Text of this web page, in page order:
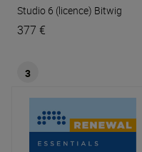
Studio 6 (licence) Bitwig
377 €
3